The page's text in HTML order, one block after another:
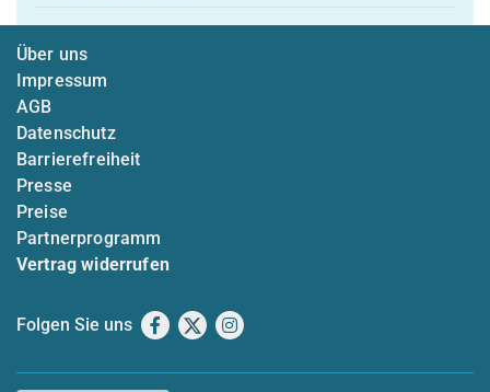
Über uns
Impressum
AGB
Datenschutz
Barrierefreiheit
Presse
Preise
Partnerprogramm
Vertrag widerrufen
Folgen Sie uns Facebook
X Instagram